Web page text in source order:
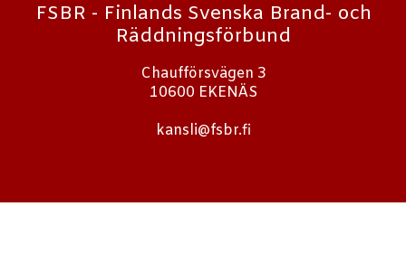
FSBR - Finlands Svenska Brand- och
Räddningsförbund
Chaufförsvägen 3
10600 EKENÄS
kansli@fsbr.fi